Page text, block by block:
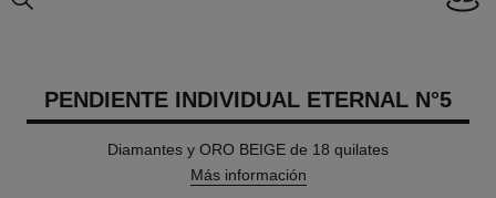
imagen agrandada
PENDIENTE INDIVIDUAL ETERNAL N°5
Diamantes y ORO BEIGE de 18 quilates
Más información